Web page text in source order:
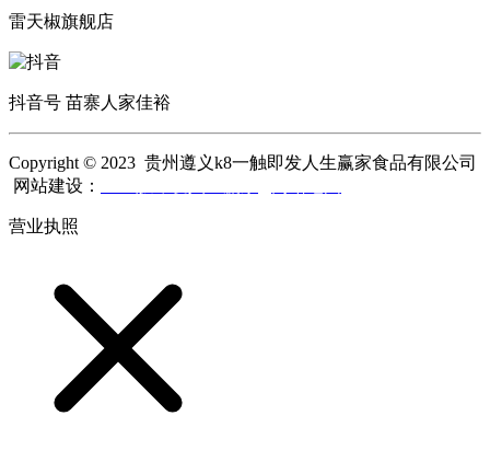
雷天椒旗舰店
抖音号 苗寨人家佳裕
Copyright © 2023 贵州遵义k8一触即发人生赢家食品有限公司
网站建设：
营业执照